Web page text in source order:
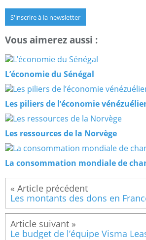
S'inscrire à la newsletter
Vous aimerez aussi :
L’économie du Sénégal
Les piliers de l’économie
Les ressources de la Norvège
La consommation mondiale de
Les montants des dons en
Le budget de l’équipe Visma